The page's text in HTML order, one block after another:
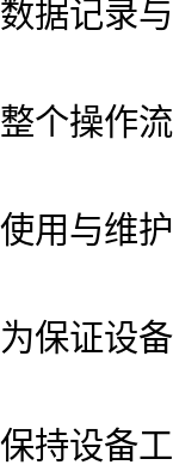
数据记录
整个操作
使用与维
为保证设
保持设备